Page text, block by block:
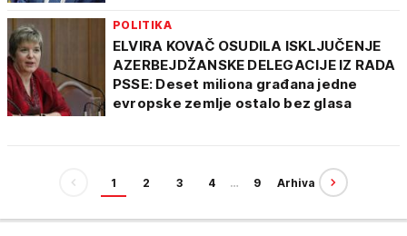
POLITIKA
ELVIRA KOVAČ OSUDILA ISKLJUČENJE
AZERBEJDŽANSKE DELEGACIJE IZ RADA
PSSE: Deset miliona građana jedne
evropske zemlje ostalo bez glasa
1 2 3 4 … 9 Arhiva